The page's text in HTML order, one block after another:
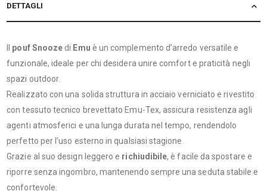
DETTAGLI
pouf Snooze di Emu è un complemento d’arredo versatile e
funzionale, ideale per chi desidera unire comfort e praticità negli
spazi outdoor.
Realizzato con una solida struttura in acciaio verniciato e rivestito
con tessuto tecnico brevettato Emu-Tex, assicura resistenza agli
agenti atmosferici e una lunga durata nel tempo, rendendolo
perfetto per l’uso esterno in qualsiasi stagione.
Grazie al suo design leggero e richiudibile, è facile da spostare e
riporre senza ingombro, mantenendo sempre una seduta stabile e
confortevole.